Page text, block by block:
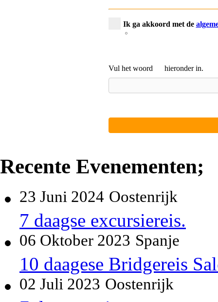
Ik ga akkoord met de
Vul het woord hieronder in.
Recente Evenementen;
23 Juni 2024 Oostenrijk
7 daagse excursiereis.
06 Oktober 2023 Spanje
10 daagese Bridgereis
02 Juli 2023 Oostenrijk